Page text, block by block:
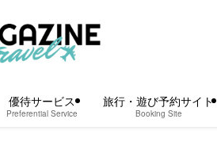
優待サービス
Preferential Service
旅行・遊び予約サイト
Booking Site